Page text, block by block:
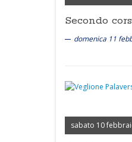
Secondo
domenica 11
sabato 10